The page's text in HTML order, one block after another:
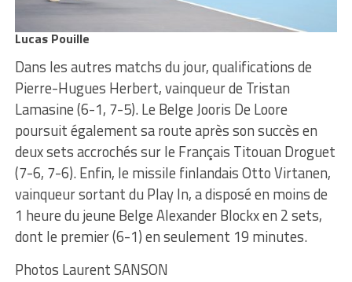
Lucas Pouille
Dans les autres matchs du jour, qualifications de
Pierre-Hugues Herbert, vainqueur de Tristan
Lamasine (6-1, 7-5). Le Belge Jooris De Loore
poursuit également sa route après son succès en
deux sets accrochés sur le Français Titouan Droguet
(7-6, 7-6). Enfin, le missile finlandais Otto Virtanen,
vainqueur sortant du Play In, a disposé en moins de
1 heure du jeune Belge Alexander Blockx en 2 sets,
dont le premier (6-1) en seulement 19 minutes.
Photos Laurent SANSON